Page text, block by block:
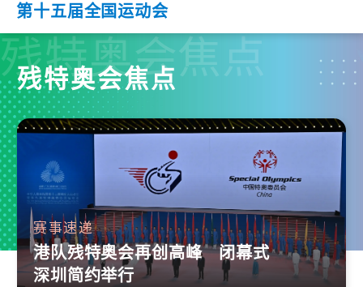
第十五届全国运动会
残特奥会焦点
残特奥会焦点
赛事速递
港队残特奥会再创高峰 闭幕式
深圳简约举行